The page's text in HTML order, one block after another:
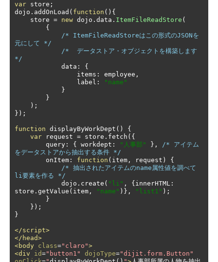
var store ;
dojo . addOnLoad ( function (){
    store
= new dojo . data . ItemFileReadStore (
{
/* ItemFileReadStoreはこの形式のJSONを
元にして */
/*  データストア・オブジェクトを構築します
*/
            data
:
{
                items
: employee ,
                label
:
"name"
}
}
);
});
function displayByWorkDept ()
{
var request = store . fetch ({
        query
: { workdept : "人事部" },
/* アイテム
をデータストアから抽出する条件 */
        onItem
: function ( item , request )
{
/* 抽出されたアイテムのname属性値を調べて
li要素を作る */
            dojo
. create ( "li" , { innerHTML :
store . getValue ( item , "name" )}, "list1" );
}
});
}
</script>
</head>
<body
class="claro">
<div
id="button1" dojoType="dijit.form.Button"